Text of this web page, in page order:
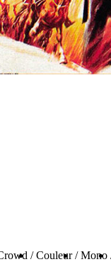
/ Couleur / Mono